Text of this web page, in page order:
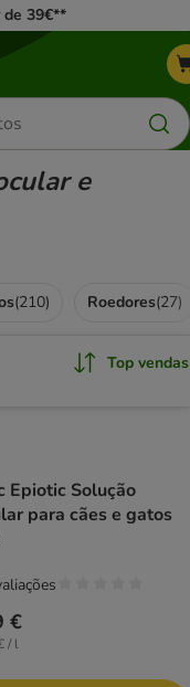
de 39€**
e
(210) Roedores(27)
Top vendas
Epiotic Solução
para cães e gatos
€
/ l